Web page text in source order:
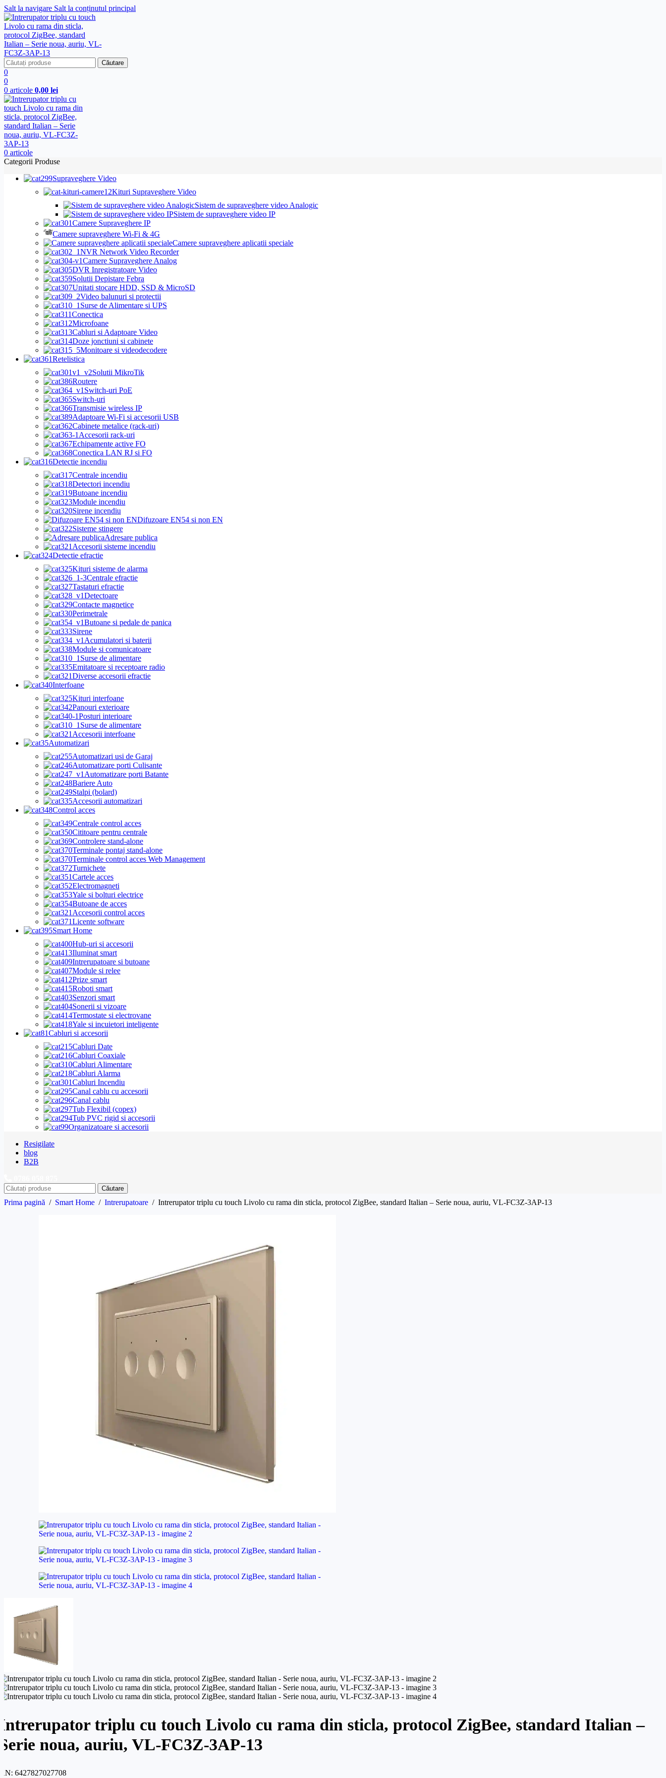
Salt la navigare Salt la conținutul principal
Căutare
0
0
0 articole 0,00 lei
0 articole
Categorii Produse
Supraveghere Video
Kituri Supraveghere Video
Sistem de supraveghere video Analogic
Sistem de supraveghere video IP
Camere Supraveghere IP
Camere supraveghere Wi-Fi & 4G
Camere supraveghere aplicatii speciale
NVR Network Video Recorder
Camere Supraveghere Analog
DVR Inregistratoare Video
Solutii Depistare Febra
Unitati stocare HDD, SSD & MicroSD
Video balunuri si protectii
Surse de Alimentare si UPS
Conectica
Microfoane
Cabluri si Adaptoare Video
Doze jonctiuni si cabinete
Monitoare si videodecodere
Retelistica
Solutii MikroTik
Routere
Switch-uri PoE
Switch-uri
Transmisie wireless IP
Adaptoare Wi-Fi si accesorii USB
Cabinete metalice (rack-uri)
Accesorii rack-uri
Echipamente active FO
Conectica LAN RJ si FO
Detectie incendiu
Centrale incendiu
Detectori incendiu
Butoane incendiu
Module incendiu
Sirene incendiu
Difuzoare EN54 si non EN
Sisteme stingere
Adresare publica
Accesorii sisteme incendiu
Detectie efractie
Kituri sisteme de alarma
Centrale efractie
Tastaturi efractie
Detectoare
Contacte magnetice
Perimetrale
Butoane si pedale de panica
Sirene
Acumulatori si baterii
Module si comunicatoare
Surse de alimentare
Emitatoare si receptoare radio
Diverse accesorii efractie
Interfoane
Kituri interfoane
Panouri exterioare
Posturi interioare
Surse de alimentare
Accesorii interfoane
Automatizari
Automatizari usi de Garaj
Automatizare porti Culisante
Automatizare porti Batante
Bariere Auto
Stalpi (bolard)
Accesorii automatizari
Control acces
Centrale control acces
Cititoare pentru centrale
Controlere stand-alone
Terminale pontaj stand-alone
Terminale control acces Web Management
Turnichete
Cartele acces
Electromagneti
Yale si bolturi electrice
Butoane de acces
Accesorii control acces
Licente software
Smart Home
Hub-uri si accesorii
Iluminat smart
Intrerupatoare si butoane
Module si relee
Prize smart
Roboti smart
Senzori smart
Sonerii si vizoare
Termostate si electrovane
Yale si incuietori inteligente
Cabluri si accesorii
Cabluri Date
Cabluri Coaxiale
Cabluri Alimentare
Cabluri Alarma
Cabluri Incendiu
Canal cablu cu accesorii
Canal cablu
Tub Flexibil (copex)
Tub PVC rigid si accesorii
Organizatoare si accesorii
Resigilate
blog
B2B
Căutare
Prima pagină / Smart Home / Intrerupatoare / Intrerupator triplu cu touch Livolo cu rama din sticla, protocol ZigBee, standard Italian – Serie noua, auriu, VL-FC3Z-3AP-13
triplu cu touch Livolo cu rama din sticla, protocol ZigBee, standard Italian –
noua, auriu, VL-FC3Z-3AP-13
6427827027708